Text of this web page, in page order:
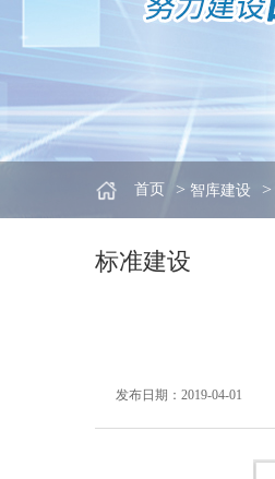
首页 > 智库建设 >
标准建设
发布日期：2019-04-01